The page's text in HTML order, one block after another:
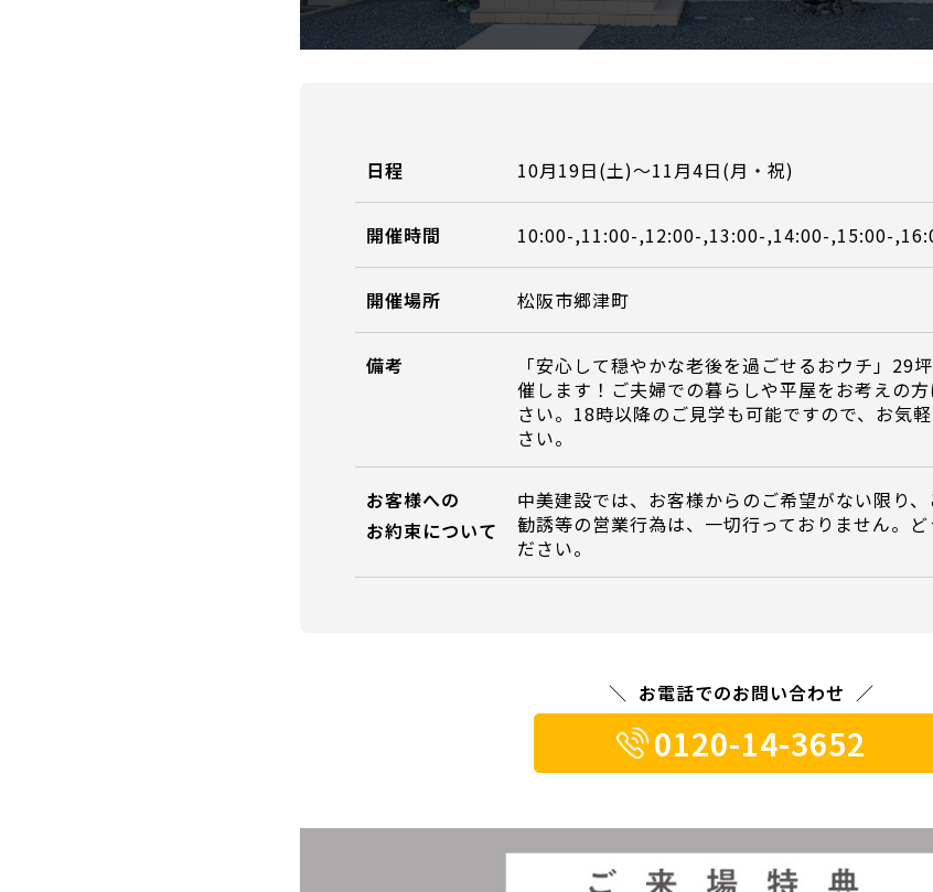
日程 10月19日(土)～11月4日(月・祝)
開催時間 10:00-,11:00-,12:00-,13:00-,14:00-,15:00-
開催場所 松阪市郷津町
備考
「安心して穏やかな老後を過ごせるおウチ」29
催します！ご夫婦での暮らしや平屋をお考えの
さい。18時以降のご見学も可能ですので、お気
さい。
お客様への
お約束について
中美建設では、お客様からのご希望がない限り
勧誘等の営業行為は、一切行っておりません。
ださい。
お電話でのお問い合わせ
0120-14-3652